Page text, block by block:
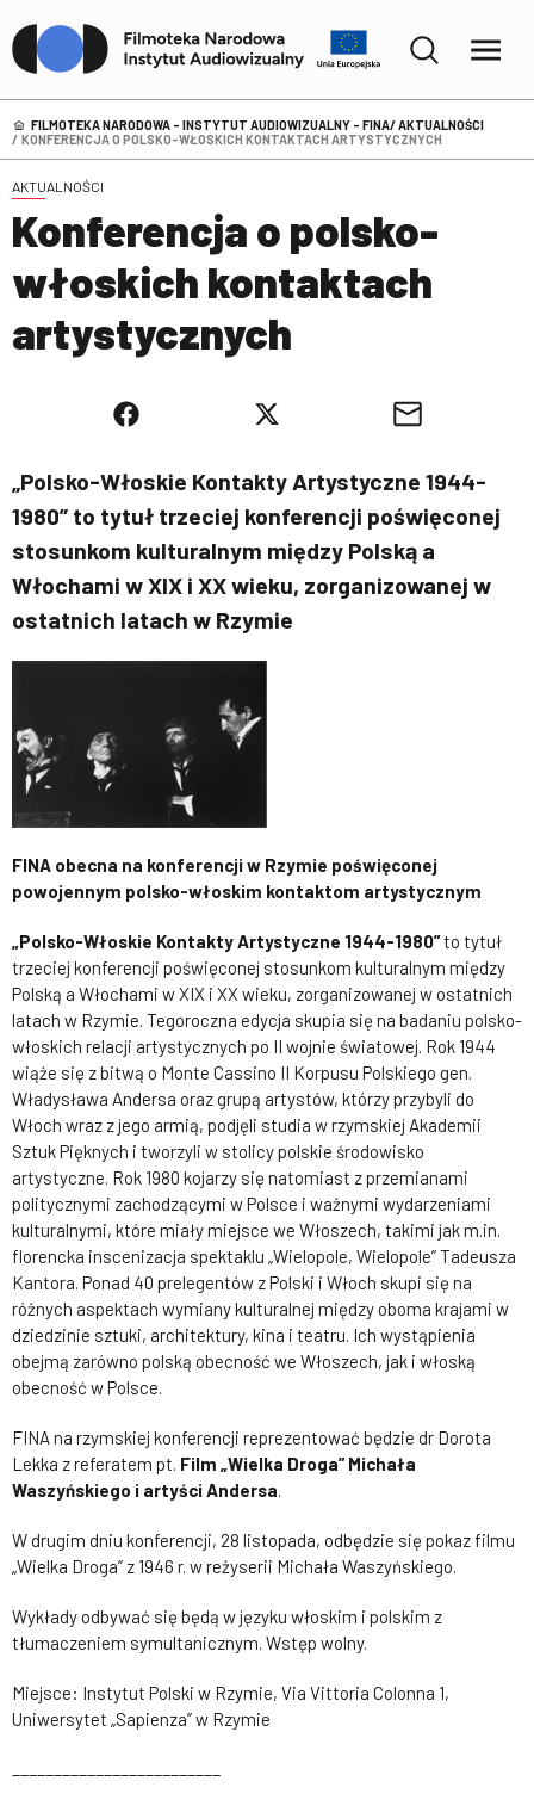
FILMOTEKA NARODOWA – INSTYTUT AUDIOWIZUALNY - FINA AKTUALNOŚCI
KONFERENCJA O POLSKO-WŁOSKICH KONTAKTACH ARTYSTYCZNYCH
AKTUALNOŚCI
Konferencja o polsko-
włoskich kontaktach
artystycznych
„Polsko-Włoskie Kontakty Artystyczne 1944-
1980” to tytuł trzeciej konferencji poświęconej
stosunkom kulturalnym między Polską a
Włochami w XIX i XX wieku, zorganizowanej w
ostatnich latach w Rzymie
FINA obecna na konferencji w Rzymie poświęconej
powojennym polsko-włoskim kontaktom artystycznym
„Polsko-Włoskie Kontakty Artystyczne 1944-1980”to tytuł
trzeciej konferencji poświęconej stosunkom kulturalnym między
Polską a Włochami w XIX i XX wieku, zorganizowanej w ostatnich
latach w Rzymie. Tegoroczna edycja skupia się na badaniu polsko-
włoskich relacji artystycznych po II wojnie światowej. Rok 1944
wiąże się z bitwą o Monte Cassino II Korpusu Polskiego gen.
Władysława Andersa oraz grupą artystów, którzy przybyli do
Włoch wraz z jego armią, podjęli studia w rzymskiej Akademii
Sztuk Pięknych i tworzyli w stolicy polskie środowisko
artystyczne. Rok 1980 kojarzy się natomiast z przemianami
politycznymi zachodzącymi w Polsce i ważnymi wydarzeniami
kulturalnymi, które miały miejsce we Włoszech, takimi jak m.in.
florencka inscenizacja spektaklu „Wielopole, Wielopole” Tadeusza
Kantora. Ponad 40 prelegentów z Polski i Włoch skupi się na
różnych aspektach wymiany kulturalnej między oboma krajami w
dziedzinie sztuki, architektury, kina i teatru. Ich wystąpienia
obejmą zarówno polską obecność we Włoszech, jak i włoską
obecność w Polsce.
FINA na rzymskiej konferencji reprezentować będzie dr Dorota
Lekka z referatem pt. Film „Wielka Droga” Michała
Waszyńskiego i artyści Andersa
W drugim dniu konferencji, 28 listopada, odbędzie się pokaz filmu
„Wielka Droga” z 1946 r. w reżyserii Michała Waszyńskiego.
Wykłady odbywać się będą w języku włoskim i polskim z
tłumaczeniem symultanicznym. Wstęp wolny.
Miejsce: Instytut Polski w Rzymie, Via Vittoria Colonna 1,
Uniwersytet „Sapienza” w Rzymie